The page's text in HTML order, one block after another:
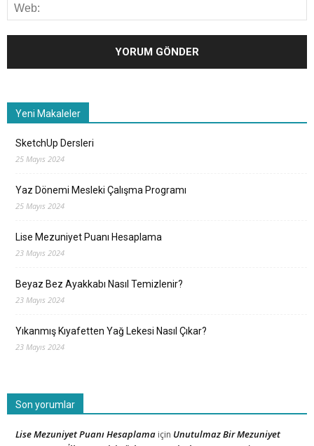
Yeni Makaleler
SketchUp Dersleri
25 Mayıs 2024
Yaz Dönemi Mesleki Çalışma Programı
25 Mayıs 2024
Lise Mezuniyet Puanı Hesaplama
23 Mayıs 2024
Beyaz Bez Ayakkabı Nasıl Temizlenir?
23 Mayıs 2024
Yıkanmış Kıyafetten Yağ Lekesi Nasıl Çıkar?
23 Mayıs 2024
Son yorumlar
Lise Mezuniyet Puanı Hesaplama için Unutulmaz Bir Mezuniyet